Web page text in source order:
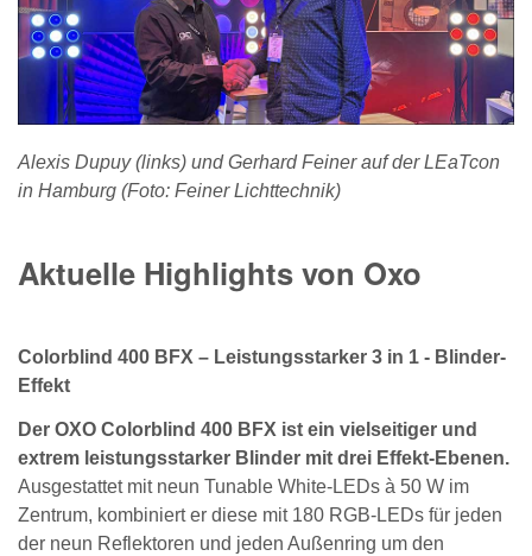
Alexis Dupuy (links) und Gerhard Feiner auf der LEaTcon
in Hamburg (Foto: Feiner Lichttechnik)
Aktuelle Highlights von Oxo
Colorblind 400 BFX – Leistungsstarker 3 in 1 - Blinder-
Effekt
Der OXO Colorblind 400 BFX ist ein vielseitiger und
extrem leistungsstarker Blinder mit drei Effekt-Ebenen.
Ausgestattet mit neun Tunable White-LEDs à 50 W im
Zentrum, kombiniert er diese mit 180 RGB-LEDs für jeden
der neun Reflektoren und jeden Außenring um den